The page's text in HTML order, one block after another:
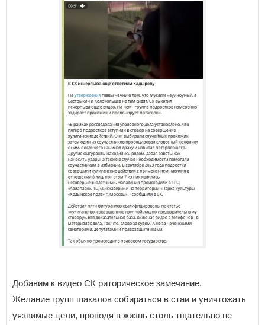
Добавим к видео СК риторическое замечание.
Желание групп шакалов собираться в стаи и уничтожать
уязвимые цели, проводя в жизнь столь тщательно не